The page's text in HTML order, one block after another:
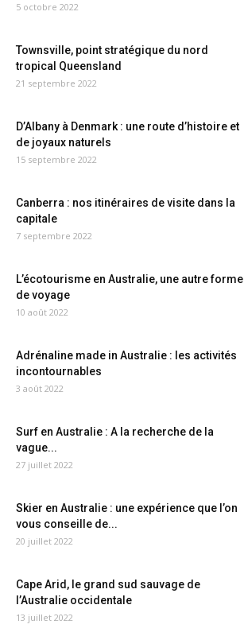
5 octobre 2022
Townsville, point stratégique du nord
tropical Queensland
21 septembre 2022
D’Albany à Denmark : une route d’histoire et
de joyaux naturels
15 septembre 2022
Canberra : nos itinéraires de visite dans la
capitale
7 septembre 2022
L’écotourisme en Australie, une autre forme
de voyage
10 août 2022
Adrénaline made in Australie : les activités
incontournables
3 août 2022
Surf en Australie : A la recherche de la
vague...
27 juillet 2022
Skier en Australie : une expérience que l’on
vous conseille de...
20 juillet 2022
Cape Arid, le grand sud sauvage de
l’Australie occidentale
13 juillet 2022